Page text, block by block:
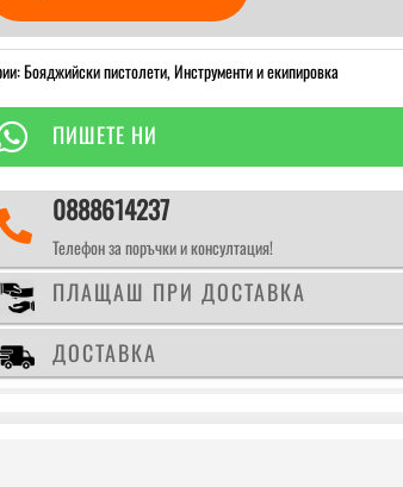
Бояджийски пистолети,Инструменти и екипировка
ПИШЕТЕ НИ
0888614237
Телефон за поръчки и консултация!
ПЛАЩАШ ПРИ ДОСТАВКА
ДОСТАВКА